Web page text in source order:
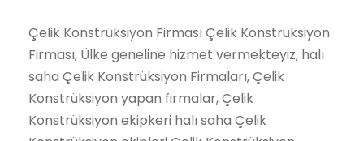
Çelik Konstrüksiyon Firması Çelik Konstrüksiyon Firması, Ülke geneline hizmet vermekteyiz, halı saha Çelik Konstrüksiyon Firmaları, Çelik Konstrüksiyon yapan firmalar, Çelik Konstrüksiyon ekipkeri halı saha Çelik Konstrüksiyon ekipleri Çelik Konstrüksiyon Firması çelik konstrüksiyon firması 2021 2022 2023 fiyatları Şehirler İlçeler Adana çelik konstrüksiyon firması, Adıyaman çelik konstrüksiyon firması, Afyon çelik konstrüksiyon firması, Ağrı çelik konstrüksiyon firması, Amasya çelik konstrüksiyon firması, Ankara çelik konstrüksiyon firması, Antalya çelik konstrüksiyon firması, Artvin çelik konstrüksiyon firması, Aydın çelik konstrüksiyon firması, Balıkesir çelik konstrüksiyon firması, Bilecik çelik konstrüksiyon firması, Bingöl çelik konstrüksiyon firması, Bitlis çelik konstrüksiyon firması, Bolu çelik konstrüksiyon firması, Burdur çelik konstrüksiyon firması, Bursa çelik konstrüksiyon firması, Çanakkale çelik konstrüksiyon firması, Çankırı çelik konstrüksiyon firması, Çorum çelik konstrüksiyon firması, Denizli çelik konstrüksiyon firması, Diyarbakır çelik konstrüksiyon firması, Edirne çelik konstrüksiyon firması, Elazığ çelik konstrüksiyon firması, Erzincan çelik konstrüksiyon firması, Erzurum çelik konstrüksiyon firması, Eskişehir çelik konstrüksiyon firması, Gaziantep çelik konstrüksiyon firması, Giresun çelik konstrüksiyon firması, Gümüşhane çelik konstrüksiyon firması, Hakkari çelik konstrüksiyon firması, Hatay çelik konstrüksiyon firması, Isparta çelik konstrüksiyon firması, İçel (Mersin) çelik konstrüksiyon firması, İstanbul çelik konstrüksiyon firması, İzmir çelik konstrüksiyon firması, Kars çelik konstrüksiyon firması, Kastamonu çelik konstrüksiyon firması, Kayseri çelik konstrüksiyon firması, Kırklareli çelik konstrüksiyon firması, Kırşehir çelik konstrüksiyon firması, Kocaeli çelik konstrüksiyon firması, Konya çelik konstrüksiyon firması, Kütahya çelik konstrüksiyon firması, Malatya çelik konstrüksiyon firması, Manisa çelik konstrüksiyon firması, K.maraş çelik konstrüksiyon firması, Mardin çelik konstrüksiyon firması, Muğla çelik konstrüksiyon firması, Muş çelik konstrüksiyon firması, Nevşehir çelik konstrüksiyon firması, Niğde çelik konstrüksiyon firması, Ordu çelik konstrüksiyon firması, Rize çelik konstrüksiyon firması, Sakarya çelik konstrüksiyon firması, Samsun çelik konstrüksiyon firması, Siirt çelik konstrüksiyon firması, Sinop çelik konstrüksiyon firması, Sivas çelik konstrüksiyon firması, Tekirdağ çelik konstrüksiyon firması, Tokat çelik konstrüksiyon firması, Trabzon çelik konstrüksiyon firması, Tunceli çelik konstrüksiyon firması, Şanlıurfa çelik konstrüksiyon firması, Uşak çelik konstrüksiyon firması, Van çelik konstrüksiyon firması, Yozgat çelik konstrüksiyon firması, Zonguldak çelik konstrüksiyon firması, Aksaray çelik konstrüksiyon firması, Bayburt çelik konstrüksiyon firması, Karaman çelik konstrüksiyon firması, Kırıkkale çelik konstrüksiyon firması, Batman çelik konstrüksiyon firması, Şırnak çelik konstrüksiyon firması, Bartın çelik konstrüksiyon firması, Ardahan çelik konstrüksiyon firması, Iğdır çelik konstrüksiyon firması, Yalova çelik konstrüksiyon firması, Karabük çelik konstrüksiyon firması, Kilis çelik konstrüksiyon firması, Osmaniye çelik konstrüksiyon firması, Düzce çelik konstrüksiyon firması, İbradı çelik konstrüksiyon firması, Kaş çelik konstrüksiyon firması, Kemer / Antalya çelik konstrüksiyon firması, Kepez çelik konstrüksiyon firması, Konyaaltı çelik konstrüksiyon firması, Korkuteli çelik konstrüksiyon firması, Gündoğmuş çelik konstrüksiyon firması, Alpu çelik konstrüksiyon firması, Beylikova çelik konstrüksiyon firması, Çifteler çelik konstrüksiyon firması, Günyüzü çelik konstrüksiyon firması, Han çelik konstrüksiyon firması, İnönü çelik konstrüksiyon firması, Mahmudiye çelik konstrüksiyon firması, Mihalgazi çelik konstrüksiyon firması, Mihalıççık çelik konstrüksiyon firması, Odunpazarı çelik konstrüksiyon firması, Sarıcakaya çelik konstrüksiyon firması, Seyitgazi çelik konstrüksiyon firması, Sivrihisar çelik konstrüksiyon firması, Tepebaşı çelik konstrüksiyon firması, Araban çelik konstrüksiyon firması, İslahiye çelik konstrüksiyon firması, Karkamış çelik konstrüksiyon firması, Nizip çelik konstrüksiyon firması, Nurdağı çelik konstrüksiyon firması, Oğuzeli çelik konstrüksiyon firması, Şahinbey çelik konstrüksiyon firması, Şehitkamil çelik konstrüksiyon firması, Yavuzeli çelik konstrüksiyon firması, Alucra çelik konstrüksiyon firması, Bulancak çelik konstrüksiyon firması, Çamoluk çelik konstrüksiyon firması, Çanakçı çelik konstrüksiyon firması, Dereli çelik konstrüksiyon firması, Doğankent çelik konstrüksiyon firması, Espiye çelik konstrüksiyon firması, Eynesil çelik konstrüksiyon firması, Giresun Merkez çelik konstrüksiyon firması, Görele çelik konstrüksiyon firması, Güce çelik konstrüksiyon firması, Keşap çelik konstrüksiyon firması, Piraziz çelik konstrüksiyon firması, Şebinkarahisar çelik konstrüksiyon firması, Tirebolu çelik konstrüksiyon firması, Yağlıdere çelik konstrüksiyon firması, Gümüşhane Merkez çelik konstrüksiyon firması, Kelkit çelik konstrüksiyon firması, Köse çelik konstrüksiyon firması, Kürtün çelik konstrüksiyon firması, Şiran çelik konstrüksiyon firması, Torul çelik konstrüksiyon firması, Çukurca çelik konstrüksiyon firması, Hakkari Merkez çelik konstrüksiyon firması, Şemdinli çelik konstrüksiyon firması, Yüksekova çelik konstrüksiyon firması, Altınözü çelik konstrüksiyon firması, Belen çelik konstrüksiyon firması, Dörtyol çelik konstrüksiyon firması, Erzin çelik konstrüksiyon firması, Hassa çelik konstrüksiyon firması, Hatay Merkez çelik konstrüksiyon firması, İskenderun çelik konstrüksiyon firması, Kırıkhan çelik konstrüksiyon firması, Kumlu çelik konstrüksiyon firması, Reyhanlı çelik konstrüksiyon firması, Samandağ çelik konstrüksiyon firması, Yayladağı çelik konstrüksiyon firması, Aksu / Isparta çelik konstrüksiyon firması, Atabey çelik konstrüksiyon firması, Eğirdir çelik konstrüksiyon firması, Gelendost çelik konstrüksiyon firması, Gönen / Isparta çelik konstrüksiyon firması, Isparta Merkez çelik konstrüksiyon firması, Keçiborlu çelik konstrüksiyon firması, Senirkent çelik konstrüksiyon firması, Sütçüler çelik konstrüksiyon firması, Şarkikaraağaç çelik konstrüksiyon firması, Uluborlu çelik konstrüksiyon firması, Yalvaç çelik konstrüksiyon firması, Yenişarbademli çelik konstrüksiyon firması, Akdeniz çelik konstrüksiyon firması, Anamur çelik konstrüksiyon firması, Aydıncık / Mersin çelik konstrüksiyon firması, Bafra çelik konstrüksiyon firması, Canik çelik konstrüksiyon firması, Çarşamba çelik konstrüksiyon firması, Havza çelik konstrüksiyon firması, İlkadım çelik konstrüksiyon firması, Kavak çelik konstrüksiyon firması, Ladik çelik konstrüksiyon firması, Ondokuzmayıs çelik konstrüksiyon firması, Salıpazarı çelik konstrüksiyon firması, Tekkeköy çelik konstrüksiyon firması, Terme çelik konstrüksiyon firması, Vezirköprü çelik konstrüksiyon firması, Yakakent çelik konstrüksiyon firması, Aydınlar çelik konstrüksiyon firması, Baykan çelik konstrüksiyon firması, Eruh çelik konstrüksiyon firması, Kurtalan çelik konstrüksiyon firması, Pervari çelik konstrüksiyon firması, Siirt Merkez çelik konstrüksiyon firması, Şirvan çelik konstrüksiyon firması, Ayancık çelik konstrüksiyon firması, Boyabat çelik konstrüksiyon firması, Dikmen çelik konstrüksiyon firması, Durağan çelik konstrüksiyon firması, Erfelek çelik konstrüksiyon firması, Gerze çelik konstrüksiyon firması, Saraydüzü çelik konstrüksiyon firması, Sinop Merkez çelik konstrüksiyon firması, Türkeli çelik konstrüksiyon firması, Akıncılar çelik konstrüksiyon firması, Altınyayla / Sivas çelik konstrüksiyon firması, Divriği çelik konstrüksiyon firması, Doğanşar çelik konstrüksiyon firması, Gemerek çelik konstrüksiyon firması, Gölova çelik konstrüksiyon firması, Gürün çelik konstrüksiyon firması, Hafik çelik konstrüksiyon firması, İmranlı çelik konstrüksiyon firması, Kangal çelik konstrüksiyon firması, Koyulhisar çelik konstrüksiyon firması, Sivas Merkez çelik konstrüksiyon firması, Suşehri çelik konstrüksiyon firması, Şarkışla çelik konstrüksiyon firması, Ulaş çelik konstrüksiyon firması, Yıldızeli çelik konstrüksiyon firması, Zara çelik konstrüksiyon firması, Çerkezköy çelik konstrüksiyon firması, Çorlu çelik konstrüksiyon firması, Hayrabolu çelik konstrüksiyon firması, Malkara çelik konstrüksiyon firması, Marmaraereğlisi çelik konstrüksiyon firması, Muratlı çelik konstrüksiyon firması, Saray / Tekirdağ çelik konstrüksiyon firması, Şarköy çelik konstrüksiyon firması, Tekirdağ Merkez çelik konstrüksiyon firması, Almus çelik konstrüksiyon firması, Artova çelik konstrüksiyon firması, Başçiftlik çelik konstrüksiyon firması, Erbaa çelik konstrüksiyon firması, Niksar çelik konstrüksiyon firması, Pazar / Tokat çelik konstrüksiyon firması, Reşadiye çelik konstrüksiyon firması, Sulusaray çelik konstrüksiyon firması, Tokat Merkez çelik konstrüksiyon firması, Turhal çelik konstrüksiyon firması, Siyahyurt / Tokat çelik konstrüksiyon firması, Zile çelik konstrüksiyon firması, Akçaabat çelik konstrüksiyon firması, Araklı çelik konstrüksiyon firması, Arsin çelik konstrüksiyon firması, Beşikdüzü çelik konstrüksiyon firması, Çarşıbaşı çelik konstrüksiyon firması, Çaykara çelik konstrüksiyon firması, Dernekpazarı çelik konstrüksiyon firması, Düzköy çelik konstrüksiyon firması, Hayrat çelik konstrüksiyon firması, Köprübaşı / Trabzon çelik konstrüksiyon firması, Maçka çelik konstrüksiyon firması, Of çelik konstrüksiyon firması, Sürmene çelik konstrüksiyon firması, Şalpazarı çelik konstrüksiyon firması, Tonya çelik konstrüksiyon firması, Trabzon Merkez çelik konstrüksiyon firması, Vakfıkebir çelik konstrüksiyon firması, Yomra çelik konstrüksiyon firması, Çemişgezek çelik konstrüksiyon firması, Hozat çelik konstrüksiyon firması, Mazgirt çelik konstrüksiyon firması, Nazımiye çelik konstrüksiyon firması, Ovacık / Tunceli çelik konstrüksiyon firması, Pertek çelik konstrüksiyon firması, Pülümür çelik konstrüksiyon firması,